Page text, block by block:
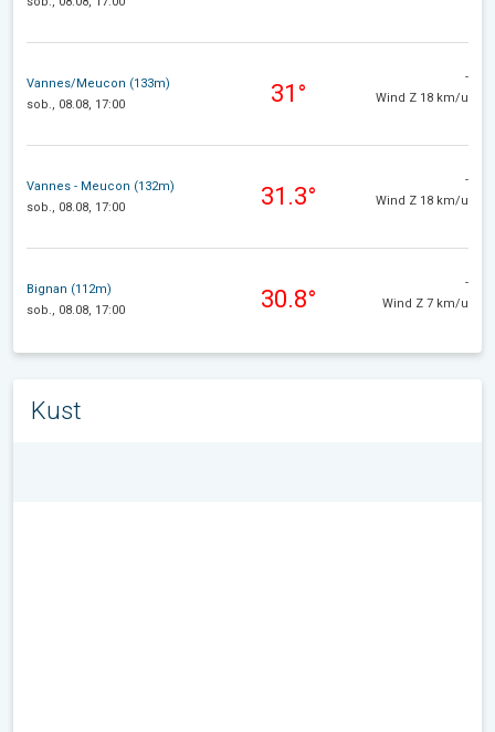
Vannes/Meucon (133m)
sob., 08.08, 17:00
31°
-
Wind Z 18 km/u
Vannes - Meucon (132m)
sob., 08.08, 17:00
31.3°
-
Wind Z 18 km/u
Bignan (112m)
sob., 08.08, 17:00
30.8°
-
Wind Z 7 km/u
Kust